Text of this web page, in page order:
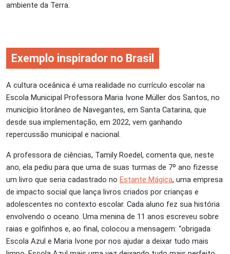
ambiente da Terra.
Exemplo inspirador no Brasil
A cultura oceânica é uma realidade no currículo escolar na
Escola Municipal Professora Maria Ivone Müller dos Santos, no
município litorâneo de Navegantes, em Santa Catarina, que
desde sua implementação, em 2022, vem ganhando
repercussão municipal e nacional.
A professora de ciências, Tamily Roedel, comenta que, neste
ano, ela pediu para que uma de suas turmas de 7º ano fizesse
um livro que seria cadastrado no Estante Mágica, uma empresa
de impacto social que lança livros criados por crianças e
adolescentes no contexto escolar. Cada aluno fez sua história
envolvendo o oceano. Uma menina de 11 anos escreveu sobre
raias e golfinhos e, ao final, colocou a mensagem: “obrigada
Escola Azul e Maria Ivone por nos ajudar a deixar tudo mais